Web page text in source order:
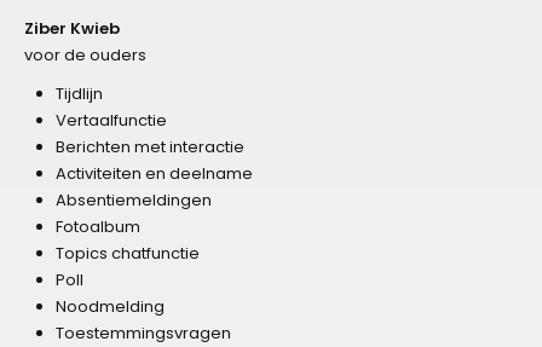
Ziber Kwieb
voor de ouders
Tijdlijn
Vertaalfunctie
Berichten met interactie
Activiteiten en deelname
Absentiemeldingen
Fotoalbum
Topics chatfunctie
Poll
Noodmelding
Toestemmingsvragen